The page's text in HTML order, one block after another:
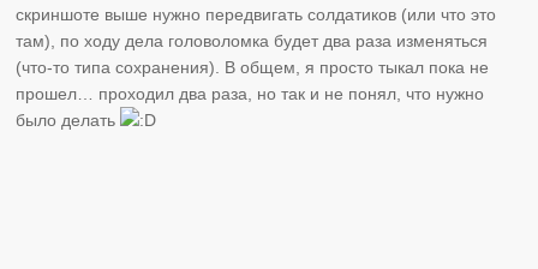
скриншоте выше нужно передвигать солдатиков (или что это
там), по ходу дела головоломка будет два раза изменяться
(что-то типа сохранения). В общем, я просто тыкал пока не
прошел… проходил два раза, но так и не понял, что нужно
было делать